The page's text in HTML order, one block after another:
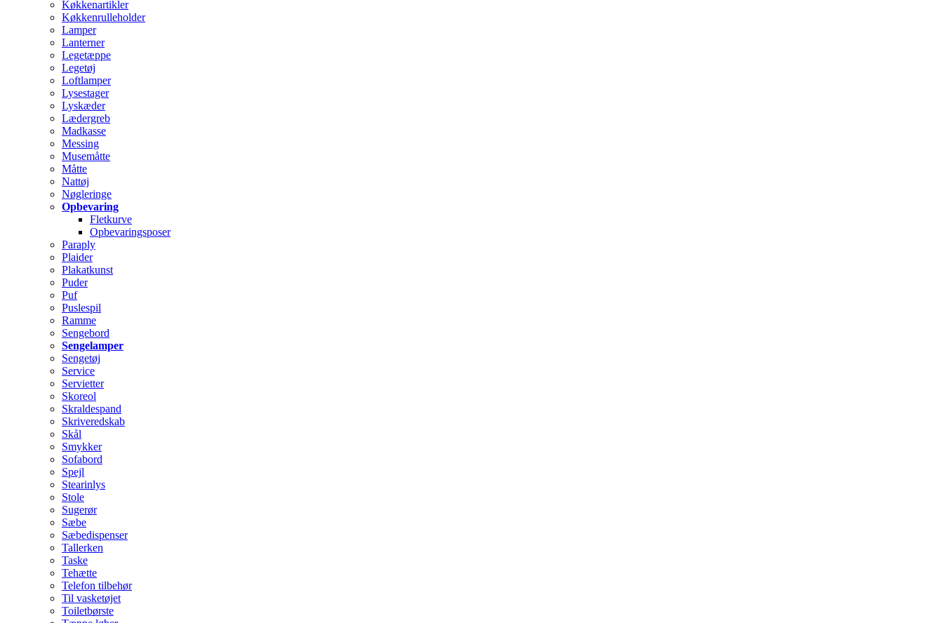
Køkkenartikler
Køkkenrulleholder
Lamper
Lanterner
Legetæppe
Legetøj
Loftlamper
Lysestager
Lyskæder
Lædergreb
Madkasse
Messing
Musemåtte
Måtte
Nattøj
Nøgleringe
Opbevaring
Fletkurve
Opbevaringsposer
Paraply
Plaider
Plakatkunst
Puder
Puf
Puslespil
Ramme
Sengebord
Sengelamper
Sengetøj
Service
Servietter
Skoreol
Skraldespand
Skriveredskab
Skål
Smykker
Sofabord
Spejl
Stearinlys
Stole
Sugerør
Sæbe
Sæbedispenser
Tallerken
Taske
Tehætte
Telefon tilbehør
Til vasketøjet
Toiletbørste